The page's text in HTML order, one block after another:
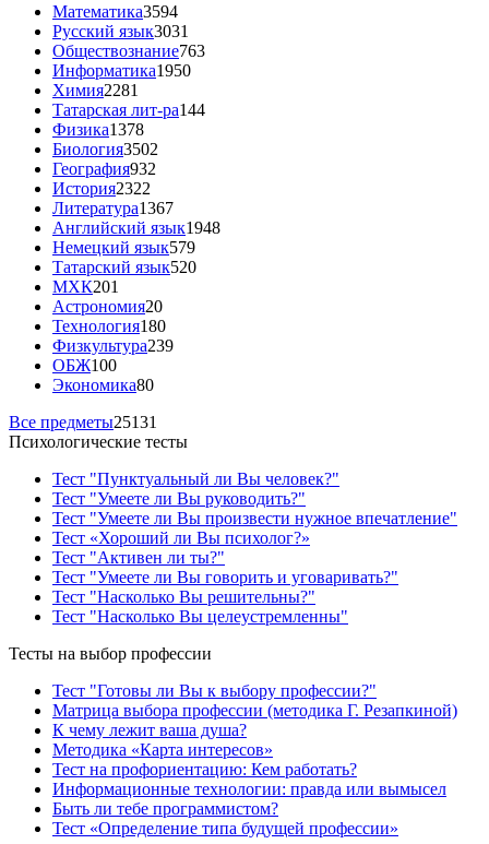
Математика3594
Русский язык3031
Обществознание763
Информатика1950
Химия2281
Татарская лит-ра144
Физика1378
Биология3502
География932
История2322
Литература1367
Английский язык1948
Немецкий язык579
Татарский язык520
МХК201
Астрономия20
Технология180
Физкультура239
ОБЖ100
Экономика80
Все предметы25131
Психологические тесты
Тест "Пунктуальный ли Вы человек?"
Тест "Умеете ли Вы руководить?"
Тест "Умеете ли Вы произвести нужное впечатление"
Тест «Хороший ли Вы психолог?»
Тест "Активен ли ты?"
Тест "Умеете ли Вы говорить и уговаривать?"
Тест "Насколько Вы решительны?"
Тест "Насколько Вы целеустремленны"
Тесты на выбор профессии
Тест "Готовы ли Вы к выбору профессии?"
Матрица выбора профессии (методика Г. Резапкиной)
К чему лежит ваша душа?
Методика «Карта интересов»
Тест на профориентацию: Кем работать?
Информационные технологии: правда или вымысел
Быть ли тебе программистом?
Тест «Определение типа будущей профессии»